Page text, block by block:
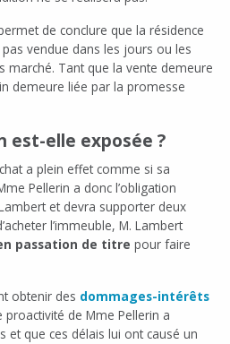
de conclure que la résidence
vendue dans les jours ou les
marché. Tant que la vente demeure
demeure liée par la promesse
est-elle exposée ?
a plein effet comme si sa
Pellerin a donc l’obligation
et devra supporter deux
l’immeuble, M. Lambert
passation de titre pour faire
obtenir des dommages-intérêts
proactivité de Mme Pellerin a
et que ces délais lui ont causé un